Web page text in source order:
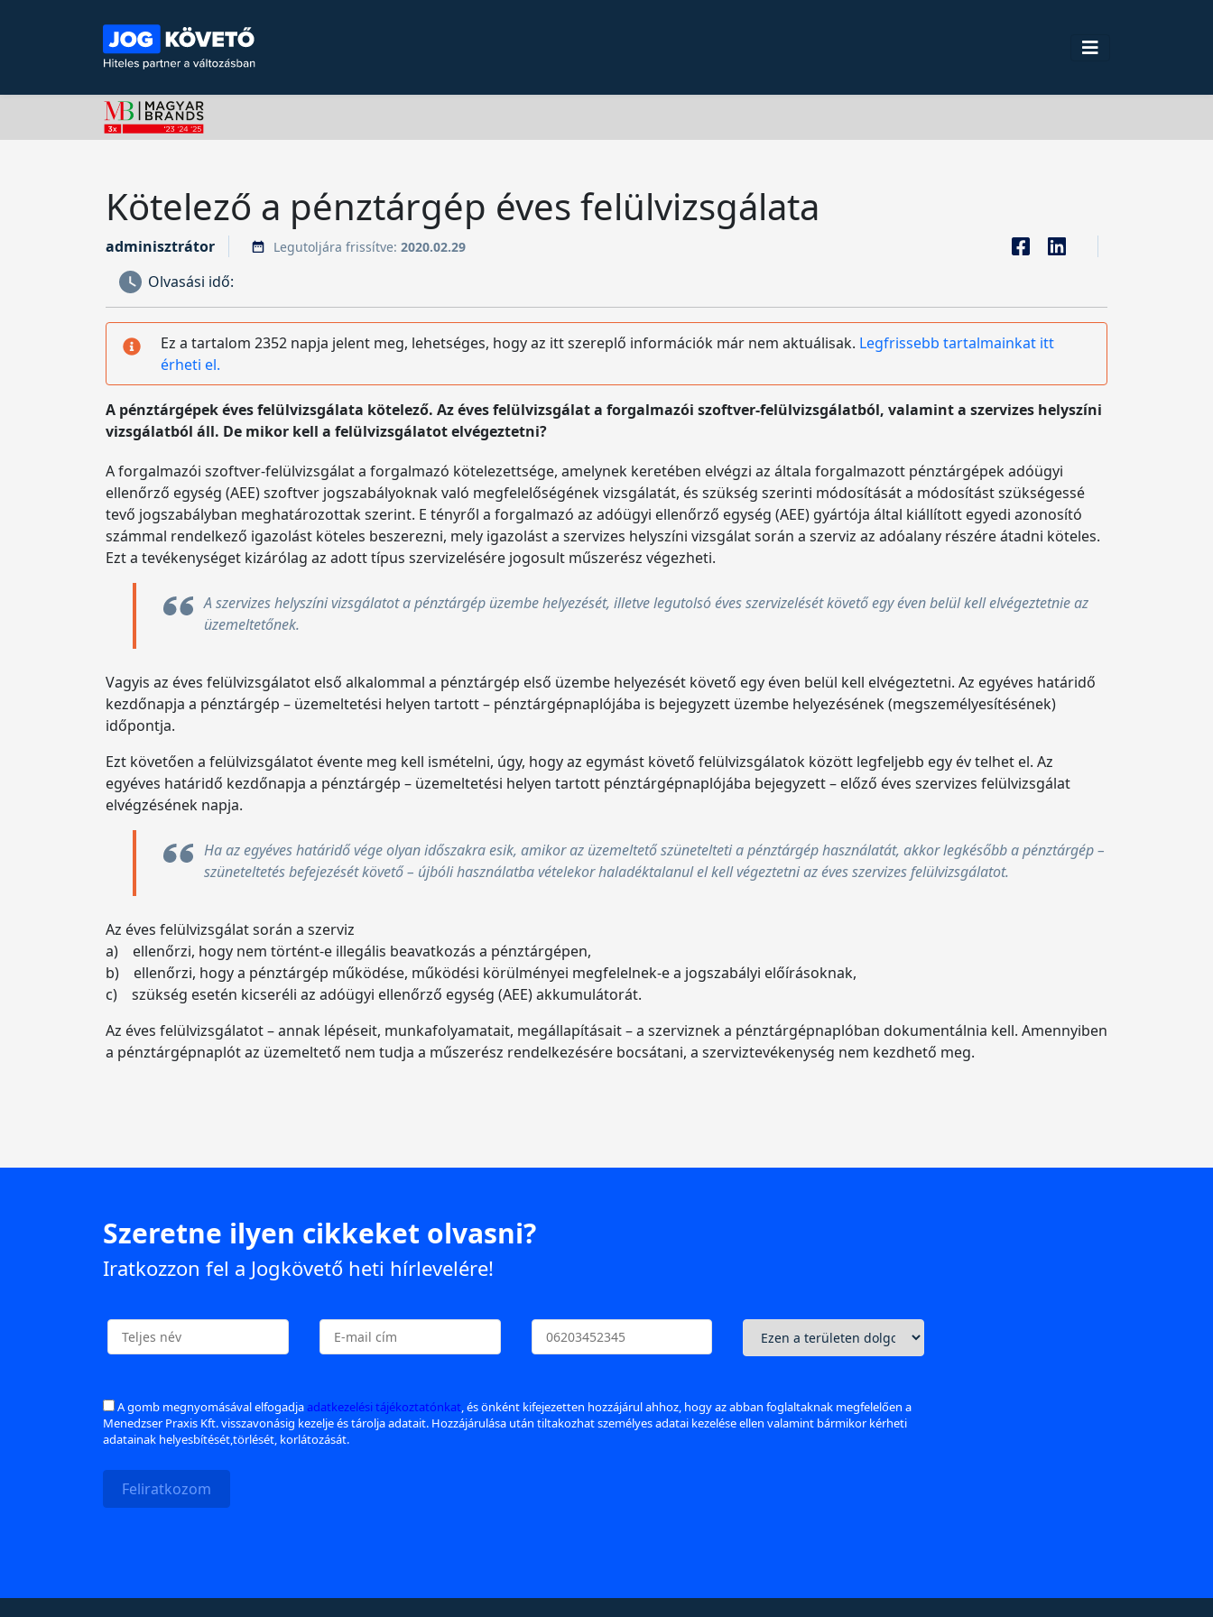
Kötelező a pénztárgép éves felülvizsgálata
adminisztrátor Legutoljára frissítve: 2020.02.29
Olvasási idő:
Ez a tartalom 2352 napja jelent meg, lehetséges, hogy az itt szereplő információk már nem aktuálisak. Legfrissebb tartalmainkat itt
érheti el.
A pénztárgépek éves felülvizsgálata kötelező. Az éves felülvizsgálat a forgalmazói szoftver-felülvizsgálatból, valamint a szervizes helyszíni
vizsgálatból áll. De mikor kell a felülvizsgálatot elvégeztetni?
A forgalmazói szoftver-felülvizsgálat a forgalmazó kötelezettsége, amelynek keretében elvégzi az általa forgalmazott pénztárgépek adóügyi
ellenőrző egység (AEE) szoftver jogszabályoknak való megfelelőségének vizsgálatát, és szükség szerinti módosítását a módosítást szükségessé
tevő jogszabályban meghatározottak szerint. E tényről a forgalmazó az adóügyi ellenőrző egység (AEE) gyártója által kiállított egyedi azonosító
számmal rendelkező igazolást köteles beszerezni, mely igazolást a szervizes helyszíni vizsgálat során a szerviz az adóalany részére átadni köteles.
Ezt a tevékenységet kizárólag az adott típus szervizelésére jogosult műszerész végezheti.
A szervizes helyszíni vizsgálatot a pénztárgép üzembe helyezését, illetve legutolsó éves szervizelését követő egy éven belül kell elvégeztetnie az
üzemeltetőnek.
Vagyis az éves felülvizsgálatot első alkalommal a pénztárgép első üzembe helyezését követő egy éven belül kell elvégeztetni. Az egyéves határidő
kezdőnapja a pénztárgép – üzemeltetési helyen tartott – pénztárgépnaplójába is bejegyzett üzembe helyezésének (megszemélyesítésének)
időpontja.
Ezt követően a felülvizsgálatot évente meg kell ismételni, úgy, hogy az egymást követő felülvizsgálatok között legfeljebb egy év telhet el. Az
egyéves határidő kezdőnapja a pénztárgép – üzemeltetési helyen tartott pénztárgépnaplójába bejegyzett – előző éves szervizes felülvizsgálat
elvégzésének napja.
Ha az egyéves határidő vége olyan időszakra esik, amikor az üzemeltető szünetelteti a pénztárgép használatát, akkor legkésőbb a pénztárgép –
szüneteltetés befejezését követő – újbóli használatba vételekor haladéktalanul el kell végeztetni az éves szervizes felülvizsgálatot.
Az éves felülvizsgálat során a szerviz
a) ellenőrzi, hogy nem történt-e illegális beavatkozás a pénztárgépen,
b) ellenőrzi, hogy a pénztárgép működése, működési körülményei megfelelnek-e a jogszabályi előírásoknak,
c) szükség esetén kicseréli az adóügyi ellenőrző egység (AEE) akkumulátorát.
Az éves felülvizsgálatot – annak lépéseit, munkafolyamatait, megállapításait – a szerviznek a pénztárgépnaplóban dokumentálnia kell. Amennyiben
a pénztárgépnaplót az üzemeltető nem tudja a műszerész rendelkezésére bocsátani, a szerviztevékenység nem kezdhető meg.
Szeretne ilyen cikkeket olvasni?
Iratkozzon fel a Jogkövető heti hírlevelére!
A gomb megnyomásával elfogadjaadatkezelési tájékoztatónkat, és önként kifejezetten hozzájárul ahhoz, hogy az abban foglaltaknak megfelelően a
Menedzser Praxis Kft. visszavonásig kezelje és tárolja adatait. Hozzájárulása után tiltakozhat személyes adatai kezelése ellen valamint bármikor kérheti
adatainak helyesbítését,törlését, korlátozását.
Feliratkozom